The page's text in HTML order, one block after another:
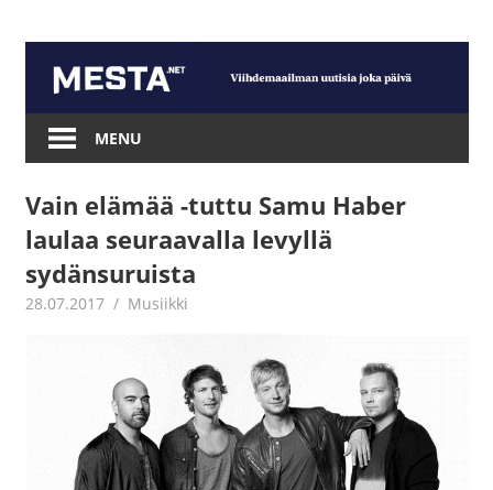
content
Mesta.net
MENU
Vain elämää -tuttu Samu Haber
laulaa seuraavalla levyllä
sydänsuruista
28.07.2017 Juha Kaunisto
Musiikki